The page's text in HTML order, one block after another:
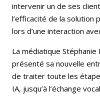
intervenir un de ses
l’efficacité de la solution
lors d’une interaction
La médiatique
présenté sa nouvelle
de traiter toute les
IA, jusqu’à l’échange